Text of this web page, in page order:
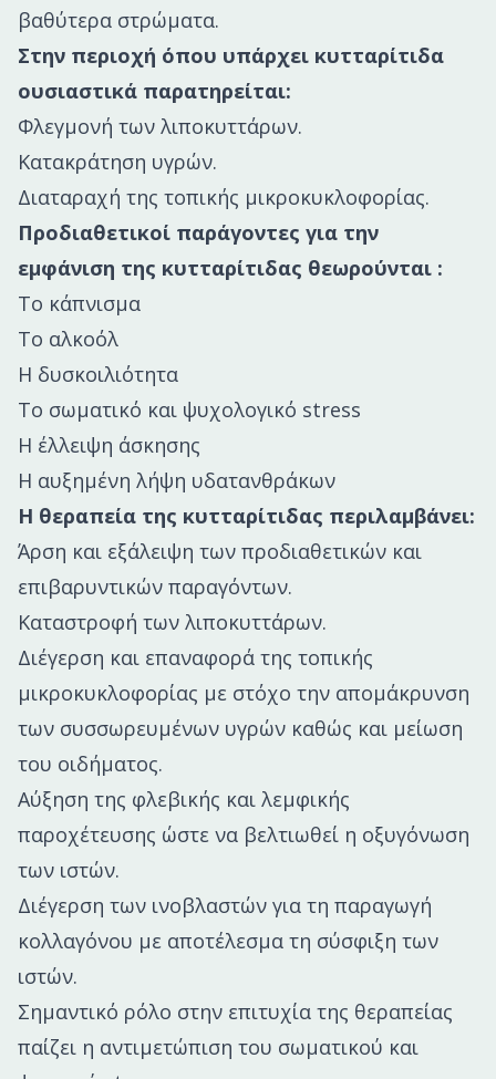
βαθύτερα στρώματα.
Στην περιοχή όπου υπάρχει κυτταρίτιδα
ουσιαστικά παρατηρείται:
Φλεγμονή των λιποκυττάρων.
Κατακράτηση υγρών.
Διαταραχή της τοπικής μικροκυκλοφορίας.
Προδιαθετικοί παράγοντες για την
εμφάνιση της κυτταρίτιδας θεωρούνται :
Το κάπνισμα
Το αλκοόλ
Η δυσκοιλιότητα
Το σωματικό και ψυχολογικό stress
H έλλειψη άσκησης
Η αυξημένη λήψη υδατανθράκων
Η θεραπεία της κυτταρίτιδας περιλαμβάνει:
Άρση και εξάλειψη των προδιαθετικών και
επιβαρυντικών παραγόντων.
Καταστροφή των λιποκυττάρων.
Διέγερση και επαναφορά της τοπικής
μικροκυκλοφορίας με στόχο την απομάκρυνση
των συσσωρευμένων υγρών καθώς και μείωση
του οιδήματος.
Αύξηση της φλεβικής και λεμφικής
παροχέτευσης ώστε να βελτιωθεί η οξυγόνωση
των ιστών.
Διέγερση των ινοβλαστών για τη παραγωγή
κολλαγόνου με αποτέλεσμα τη σύσφιξη των
ιστών.
Σημαντικό ρόλο στην επιτυχία της θεραπείας
παίζει η αντιμετώπιση του σωματικού και